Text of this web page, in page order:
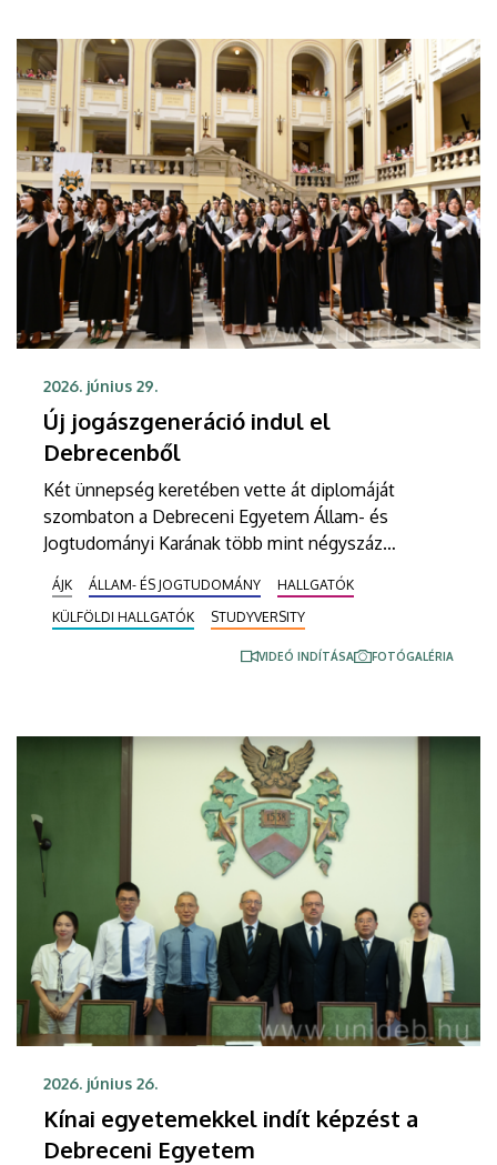
2026. június 29.
Új jogászgeneráció indul el
Debrecenből
Két ünnepség keretében vette át diplomáját
szombaton a Debreceni Egyetem Állam- és
Jogtudományi Karának több mint négyszáz
csaknem százan kapták meg az okleveles jogász
végzettséget igazoló dokumentumot, az európai
és nemzetközi üzleti jog mesterképzési szakon
ÁJK ÁLLAM- ÉS JOGTUDOMÁNY
HALLGATÓK
KÜLFÖLDI HALLGATÓK
STUDYVERSITY
VIDEÓ INDÍTÁSA FOTÓGALÉRIA
2026. június 26.
Kínai egyetemekkel indít képzést a
Debreceni Egyetem